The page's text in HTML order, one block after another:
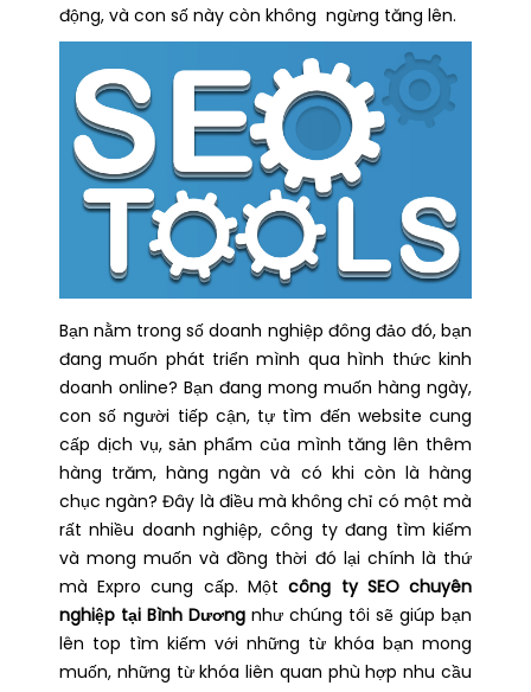
động, và con số này còn không ngừng tăng lên.
Bạn nằm trong số doanh nghiệp đông đảo đó, bạn
đang muốn phát triển mình qua hình thức kinh
doanh online? Bạn đang mong muốn hàng ngày,
con số người tiếp cận, tự tìm đến website cung
cấp dịch vụ, sản phẩm của mình tăng lên thêm
hàng trăm, hàng ngàn và có khi còn là hàng
chục ngàn? Đây là điều mà không chỉ có một mà
rất nhiều doanh nghiệp, công ty đang tìm kiếm
và mong muốn và đồng thời đó lại chính là thứ
mà Expro cung cấp. Mộtcông ty SEO chuyên
nghiệp tại Bình Dương như chúng tôi sẽ giúp bạn
lên top tìm kiếm với những từ khóa bạn mong
muốn, những từ khóa liên quan phù hợp nhu cầu